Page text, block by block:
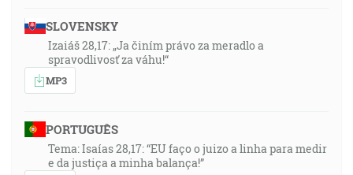
SLOVENSKY
Izaiáš 28,17: „Ja činím právo za meradlo a
spravodlivosť za váhu!“
MP3
PORTUGUÊS
Tema: Isaías 28,17: “EU faço o juizo a linha para medir
e da justiça a minha balança!”